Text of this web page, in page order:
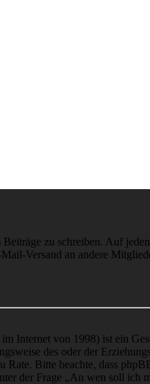
zu schreiben. Auf
Versand an andere
Internet von 1998) ist ein
des oder der
Bitte beachte, dass
der Frage „An wen soll ich